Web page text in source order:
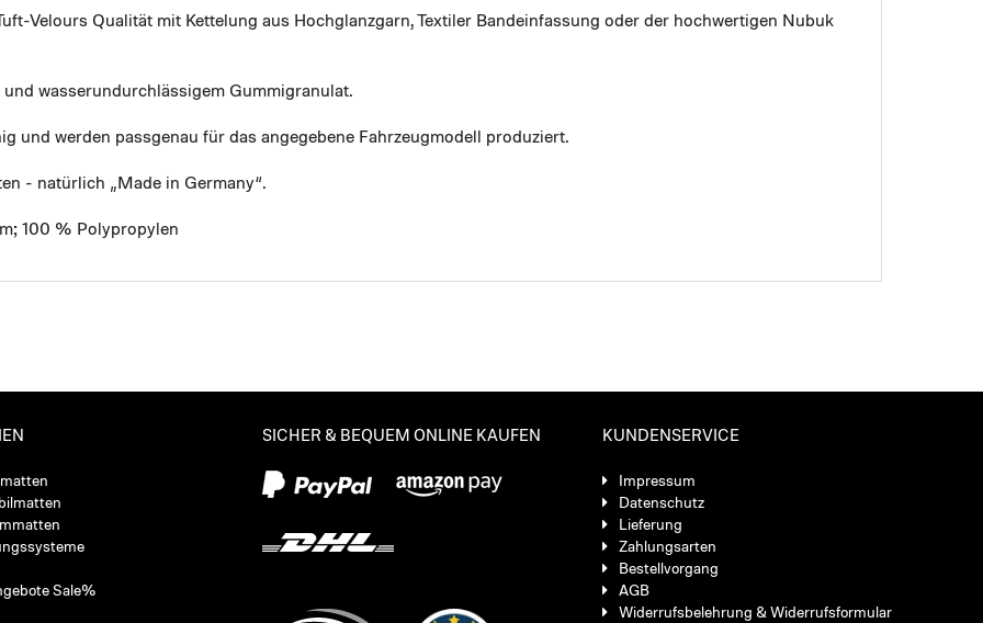
Velours Qualität mit Kettelung aus Hochglanzgarn, Textiler Bandeinfassung oder der hochwertigen Nubuk
wasserundurchlässigem Gummigranulat.
und werden passgenau für das angegebene Fahrzeugmodell produziert.
- natürlich „Made in Germany“.
100 % Polypropylen
Sale%
SICHER & BEQUEM ONLINE KAUFEN KUNDENSERVICE
Impressum
Datenschutz
Lieferung
Zahlungsarten
Bestellvorgang
AGB
Widerrufsbelehrung & Widerrufsformular